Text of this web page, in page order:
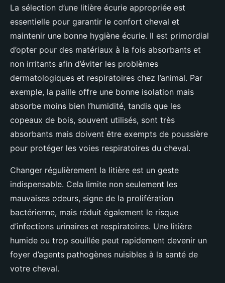
La sélection d’une litière écurie appropriée est
essentielle pour garantir le confort cheval et
maintenir une bonne hygiène écurie. Il est primordial
d’opter pour des matériaux à la fois absorbants et
non irritants afin d’éviter les problèmes
dermatologiques et respiratoires chez l’animal. Par
exemple, la paille offre une bonne isolation mais
absorbe moins bien l’humidité, tandis que les
copeaux de bois, souvent utilisés, sont très
absorbants mais doivent être exempts de poussière
pour protéger les voies respiratoires du cheval.
Changer régulièrement la litière est un geste
indispensable. Cela limite non seulement les
mauvaises odeurs, signe de la prolifération
bactérienne, mais réduit également le risque
d’infections urinaires et respiratoires. Une litière
humide ou trop souillée peut rapidement devenir un
foyer d’agents pathogènes nuisibles à la santé de
votre cheval.